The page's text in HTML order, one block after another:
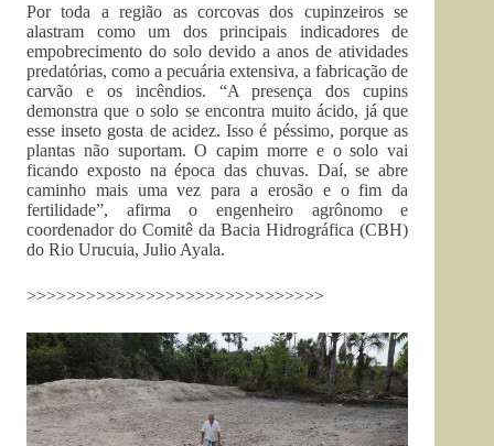
Por toda a região as corcovas dos cupinzeiros se
alastram como um dos principais indicadores de
empobrecimento do solo devido a anos de atividades
predatórias, como a pecuária extensiva, a fabricação de
carvão e os incêndios. “A presença dos cupins
demonstra que o solo se encontra muito ácido, já que
esse inseto gosta de acidez. Isso é péssimo, porque as
plantas não suportam. O capim morre e o solo vai
ficando exposto na época das chuvas. Daí, se abre
caminho mais uma vez para a erosão e o fim da
fertilidade”, afirma o engenheiro agrônomo e
coordenador do Comitê da Bacia Hidrográfica (CBH)
do Rio Urucuia, Julio Ayala.
>>>>>>>>>>>>>>>>>>>>>>>>>>>>>>